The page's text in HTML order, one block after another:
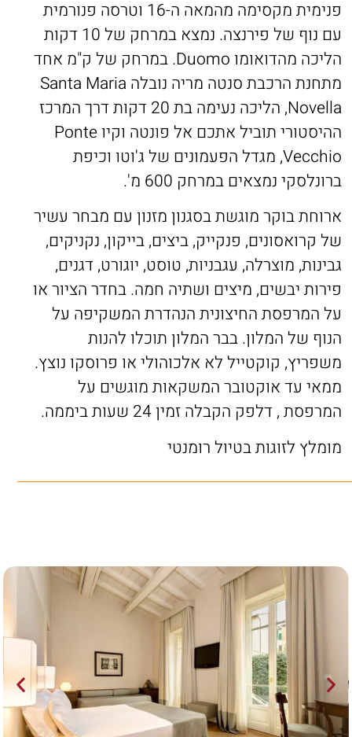
פנימית מקסימה מהמאה ה-16 וטרסה פנורמית
עם נוף של פירנצה. נמצא במרחק של 10 דקות
הליכה מהדואומו Duomo. במרחק של ק"מ אחד
מתחנת הרכבת סנטה מריה נובלה Santa Maria
Novella, הליכה נעימה בת 20 דקות דרך המרכז
ההיסטורי תוביל אתכם אל פונטה וקיו Ponte
Vecchio, מגדל הפעמונים של ג'וטו וכיפת
ברונלסקי נמצאים במרחק 600 מ'.
ארוחת בוקר מוגשת בסגנון מזנון עם מבחר עשיר
של קרואסונים, פנקייק, ביצים, בייקון, נקניקים,
גבינות, מוצרלה, עגבניות, טוסט, יוגורט, דגנים,
פירות יבשים, מיצים ושתיה חמה. בחדר הציור או
על המרפסת החיצונית הנהדרת המשקיפה על
הנוף של המלון. בבר המלון תוכלו להנות
משפריץ, קוקטייל לא אלכוהולי או פרוסקו נוצץ.
ממאי עד אוקטובר המשקאות מוגשים על
המרפסת , דלפק הקבלה זמין 24 שעות ביממה.
מומלץ לזוגות בטיול רומנטי